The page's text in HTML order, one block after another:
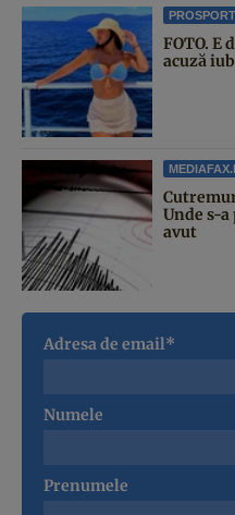
PROSPORT
FOTO. E
acuză
Unde s-
avut
Adresa de email*
Numele
Prenumele